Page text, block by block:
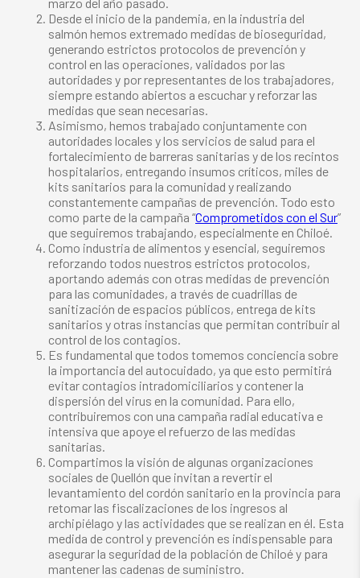
marzo del año pasado.
Desde el inicio de la pandemia, en la industria del
salmón hemos extremado medidas de bioseguridad,
generando estrictos protocolos de prevención y
control en las operaciones, validados por las
autoridades y por representantes de los trabajadores,
siempre estando abiertos a escuchar y reforzar las
medidas que sean necesarias.
Asimismo, hemos trabajado conjuntamente con
autoridades locales y los servicios de salud para el
fortalecimiento de barreras sanitarias y de los recintos
hospitalarios, entregando insumos críticos, miles de
kits sanitarios para la comunidad y realizando
constantemente campañas de prevención. Todo esto
como parte de la campaña “Comprometidos con el Sur”
que seguiremos trabajando, especialmente en Chiloé.
Como industria de alimentos y esencial, seguiremos
reforzando todos nuestros estrictos protocolos,
aportando además con otras medidas de prevención
para las comunidades, a través de cuadrillas de
sanitización de espacios públicos, entrega de kits
sanitarios y otras instancias que permitan contribuir al
control de los contagios.
Es fundamental que todos tomemos conciencia sobre
la importancia del autocuidado, ya que esto permitirá
evitar contagios intradomiciliarios y contener la
dispersión del virus en la comunidad. Para ello,
contribuiremos con una campaña radial educativa e
intensiva que apoye el refuerzo de las medidas
sanitarias.
Compartimos la visión de algunas organizaciones
sociales de Quellón que invitan a revertir el
levantamiento del cordón sanitario en la provincia para
retomar las fiscalizaciones de los ingresos al
archipiélago y las actividades que se realizan en él. Esta
medida de control y prevención es indispensable para
asegurar la seguridad de la población de Chiloé y para
mantener las cadenas de suministro.